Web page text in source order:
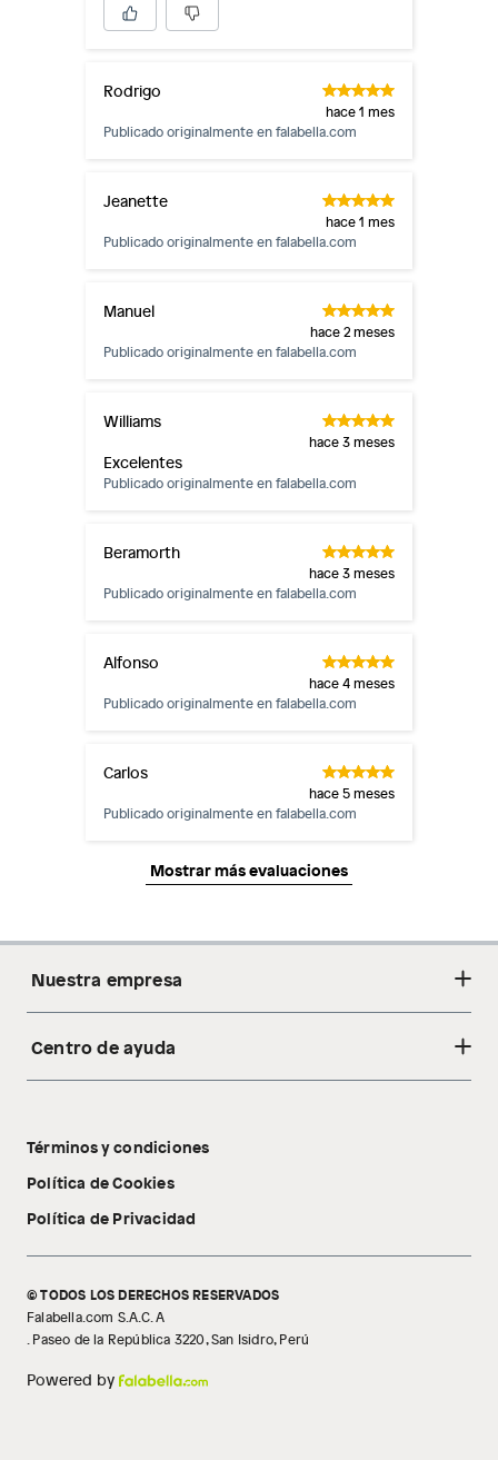
Rodrigo
hace 1 mes
Publicado originalmente enfalabella.com
Jeanette
hace 1 mes
Publicado originalmente enfalabella.com
Manuel
hace 2 meses
Publicado originalmente enfalabella.com
Williams
hace 3 meses
Excelentes
Publicado originalmente enfalabella.com
Beramorth
hace 3 meses
Publicado originalmente enfalabella.com
Alfonso
hace 4 meses
Publicado originalmente enfalabella.com
Carlos
hace 5 meses
Publicado originalmente enfalabella.com
Mostrar más evaluaciones
Nuestra empresa
Acerca de nosotros
Tecnología Pillow Walk
Centro de ayuda
Libro de reclamaciones
Términos y condiciones
Política de Cookies
Política de Privacidad
© TODOS LOS DERECHOS RESERVADOS
Falabella.com S.A.C. A
. Paseo de la República 3220, San Isidro, Perú
Powered by